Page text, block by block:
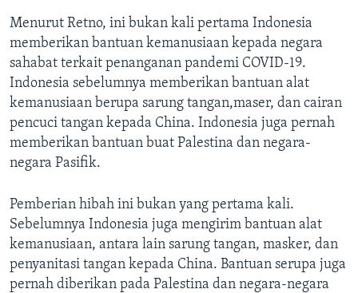
Menurut Retno, ini bukan kali pertama Indonesia
memberikan bantuan kemanusiaan kepada negara
sahabat terkait penanganan pandemi COVID-19.
Indonesia sebelumnya memberikan bantuan alat
kemanusiaan berupa sarung tangan,maser, dan cairan
pencuci tangan kepada China. Indonesia juga pernah
memberikan bantuan buat Palestina dan negara-
negara Pasifik.
Pemberian hibah ini bukan yang pertama kali.
Sebelumnya Indonesia juga mengirim bantuan alat
kemanusiaan, antara lain sarung tangan, masker, dan
penyanitasi tangan kepada China. Bantuan serupa juga
pernah diberikan pada Palestina dan negara-negara